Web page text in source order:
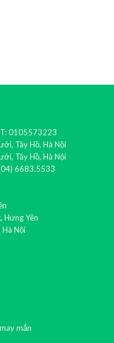
0105573223
Tây Hồ, Hà Nội
Tây Hồ, Hà Nội
6683.5533
Hưng Yên
Nội
mắn